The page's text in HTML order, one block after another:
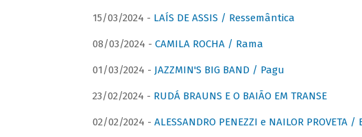
15/03/2024 - LAÍS DE ASSIS / Ressemântica
08/03/2024 - CAMILA ROCHA / Rama
01/03/2024 - JAZZMIN'S BIG BAND / Pagu
23/02/2024 - RUDÁ BRAUNS E O BAIÃO EM TRANSE
02/02/2024 - ALESSANDRO PENEZZI e NAILOR